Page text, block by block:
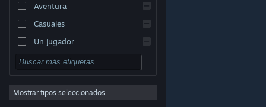
© Valve Corporation. Todos los derechos reservados.
Todas las marcas registradas pertenecen a sus
respectivos dueños en EE. UU. y otros países.Política
de Privacidad|Información legal|Accesibilidad|
Cookies
Aventura
Casuales
Un jugador
Simuladores
Rol
Estrategia
Mostrar tipos seleccionados